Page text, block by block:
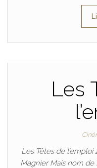
Les
Les Têtes de
Magnier Mais nom de